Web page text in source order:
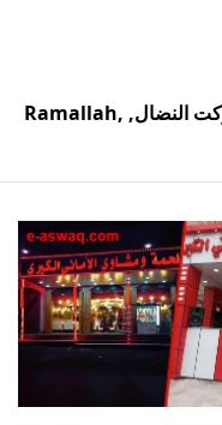
البيرة - وسط البلد - بجانب سوبرماركت النضال, Ramallah,